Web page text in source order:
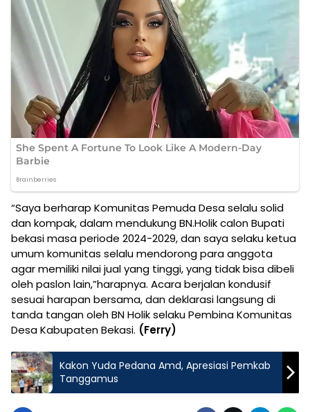
“Saya berharap Komunitas Pemuda Desa selalu solid
dan kompak, dalam mendukung BN.Holik calon Bupati
bekasi masa periode 2024-2029, dan saya selaku ketua
umum komunitas selalu mendorong para anggota
agar memiliki nilai jual yang tinggi, yang tidak bisa dibeli
oleh paslon lain,”harapnya. Acara berjalan kondusif
sesuai harapan bersama, dan deklarasi langsung di
tanda tangan oleh BN Holik selaku Pembina Komunitas
Desa Kabupaten Bekasi. (Ferry)
Kakon Yuda Pedana Amd, Apresiasi Pemkab
Tanggamus